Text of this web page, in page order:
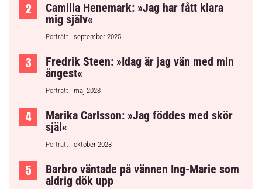
Camilla Henemark: »Jag har fått klara
mig själv«
Porträtt | september 2025
Fredrik Steen: »Idag är jag vän med min
ångest«
Porträtt | maj 2023
Marika Carlsson: »Jag föddes med skör
själ«
Porträtt | oktober 2023
Barbro väntade på vännen Ing-Marie som
aldrig dök upp